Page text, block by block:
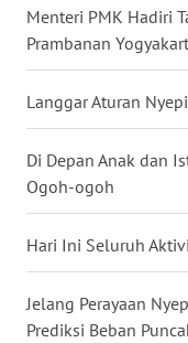
Menteri PMK Hadiri
Prambanan
Langgar Aturan
Di Depan Anak dan
Ogoh-ogoh
Hari Ini Seluruh
Jelang Perayaan
Prediksi Beban
BINTAN
MANDALIKA
WN
LIKUPANG